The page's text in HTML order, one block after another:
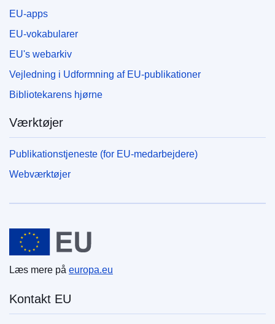
EU-apps
EU-vokabularer
EU's webarkiv
Vejledning i Udformning af EU-publikationer
Bibliotekarens hjørne
Værktøjer
Publikationstjeneste (for EU-medarbejdere)
Webværktøjer
Den Europæiske Union
Læs mere på europa.eu
Kontakt EU